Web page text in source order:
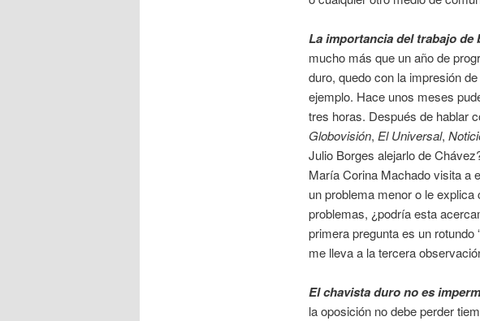
La importancia del trabajo de
mucho más que un año de
duro, quedo con la impresión
ejemplo. Hace unos meses
tres horas. Después de hablar
Globovisión, El Universal,
Julio Borges alejarlo de
María Corina Machado visita a
un problema menor o le
problemas, ¿podría esta
primera pregunta es un rotundo
me lleva a la tercera
El chavista duro no es
la oposición no debe perder